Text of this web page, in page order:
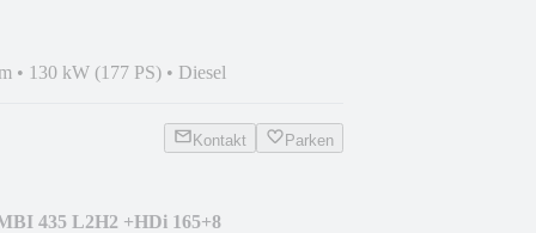
• 130 kW (177 PS) • Diesel
Kontakt Parken
435 L2H2 +HDi 165+8